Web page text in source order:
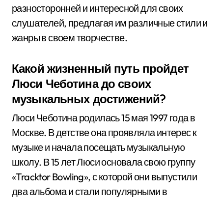
разносторонней и интересной для своих
слушателей, предлагая им различные стили и
жанры в своем творчестве.
Какой жизненный путь пройдет
Люси Чеботина до своих
музыкальных достижений?
Люси Чеботина родилась 15 мая 1997 года в
Москве. В детстве она проявляла интерес к
музыке и начала посещать музыкальную
школу. В 15 лет Люси основала свою группу
«Tracktor Bowling», с которой они выпустили
два альбома и стали популярными в